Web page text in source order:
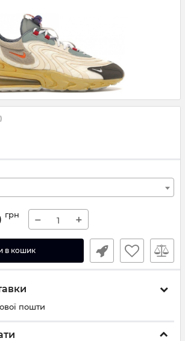
)
грн − +
в кошик
пошти